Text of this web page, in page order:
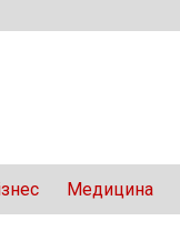
Медицина